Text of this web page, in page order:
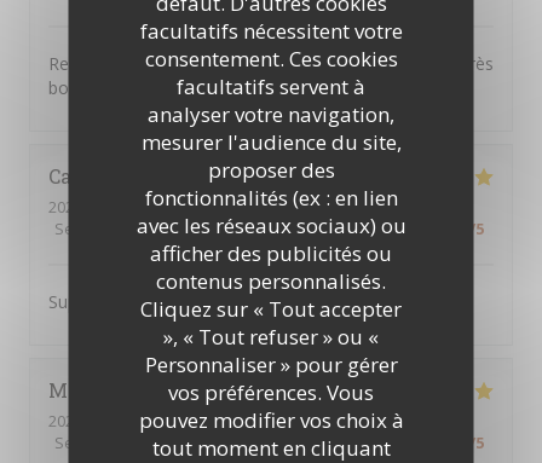
facultatifs nécessitent votre
consentement. Ces cookies
facultatifs servent à
analyser votre navigation,
mesurer l'audience du site,
proposer des
fonctionnalités (ex : en lien
avec les réseaux sociaux) ou
afficher des publicités ou
contenus personnalisés.
Cliquez sur « Tout accepter
», « Tout refuser » ou «
Personnaliser » pour gérer
vos préférences. Vous
pouvez modifier vos choix à
tout moment en cliquant
Repas excellent varié élaboré avec des produits frais très
bon service à table
Camille
2026-04-16
- 12:30 - Couverts 2
Service
/5 Ambiance:5/5 Cuisine:4/5 Qualité / Prix /5
Super adresse service au top et très bon produit !
Marie-Odile L
2026-04-16
- 12:30 - Couverts 3
Service
Ambiance: 5/5 Cuisine: 5/5 Qualité / Prix /5